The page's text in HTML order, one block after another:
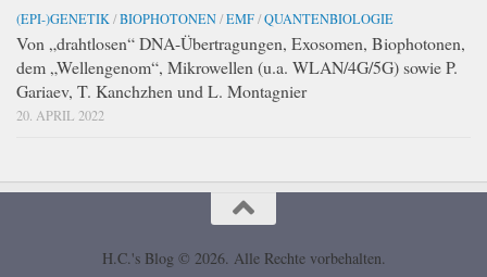
(EPI-)GENETIK /BIOPHOTONEN/EMF/QUANTENBIOLOGIE
Von „drahtlosen“ DNA-Übertragungen, Exosomen, Biophotonen,
dem „Wellengenom“, Mikrowellen (u.a. WLAN/4G/5G) sowie P.
Gariaev, T. Kanchzhen und L. Montagnier
20. APRIL 2022
H.C.'s Blog © 2026. Alle Rechte vorbehalten.